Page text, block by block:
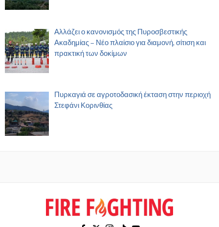
Αλλάζει ο κανονισμός της Πυροσβεστικής
Ακαδημίας – Νέο πλαίσιο για διαμονή, σίτιση και
πρακτική των δοκίμων
Πυρκαγιά σε αγροτοδασική έκταση στην περιοχή
Στεφάνι Κορινθίας